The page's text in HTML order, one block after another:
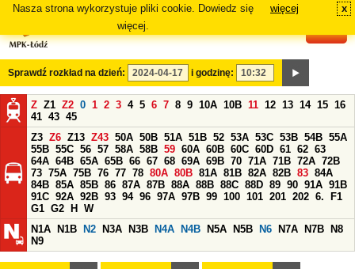
Nasza strona wykorzystuje pliki cookie. Dowiedz się
więcej.
więcej x
Sprawdź rozkład na dzień: i godzinę:
Z Z1 Z2 0 1 2 3 4 5 6 7 8 9 10A 10B 11 12 13 14 15 16
41 43 45
Z3 Z6 Z13 Z43 50A 50B 51A 51B 52 53A 53C 53B 54B 55A
55B 55C 56 57 58A 58B 59 60A 60B 60C 60D 61 62 63
64A 64B 65A 65B 66 67 68 69A 69B 70 71A 71B 72A 72B
73 75A 75B 76 77 78 80A 80B 81A 81B 82A 82B 83 84A
84B 85A 85B 86 87A 87B 88A 88B 88C 88D 89 90 91A 91B
91C 92A 92B 93 94 96 97A 97B 99 100 101 201 202 6.
F1
G1 G2 H
W
N1A
N1B N2 N3A N3B N4A N4B N5A N5B N6 N7A N7B
N8
N9